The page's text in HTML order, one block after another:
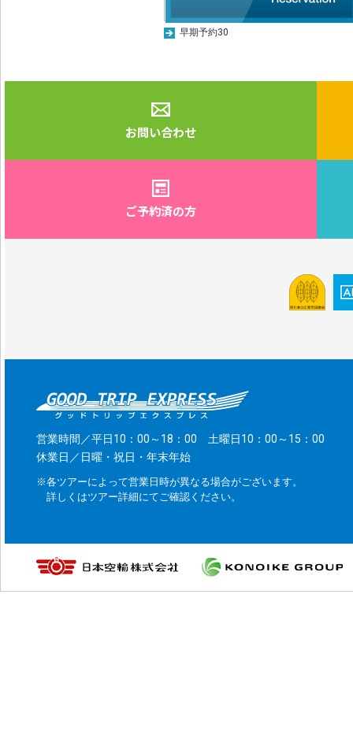
早期予約30
お問い合わせ
ご予約済の方
営業時間／平日10：00～18：00 土曜日10：00～15：00
休業日／日曜・祝日・年末年始
※各ツアーによって営業日時が異なる場合がございます。
詳しくはツアー詳細にてご確認ください。